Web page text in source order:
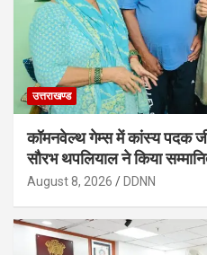
उत्तराखण्ड
कॉमनवेल्थ गेम्स में कांस्य पदक
सौरभ थपलियाल ने किया
August 8, 2026 DDNN